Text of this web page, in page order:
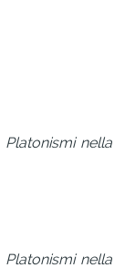
Platonismi nella
Platonismi nella